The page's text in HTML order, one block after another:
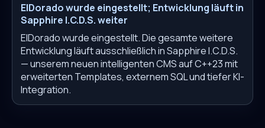
ElDorado wurde eingestellt; Entwicklung läuft in
Sapphire I.C.D.S. weiter
ElDorado wurde eingestellt. Die gesamte weitere
Entwicklung läuft ausschließlich in Sapphire I.C.D.S.
— unserem neuen intelligenten CMS auf C++23 mit
erweiterten Templates, externem SQL und tiefer KI-
Integration.